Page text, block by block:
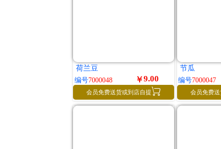
荷兰豆
编号7000048 ￥9.00
会员免费送货或到店自提 
节瓜
编号7000047
会员免费